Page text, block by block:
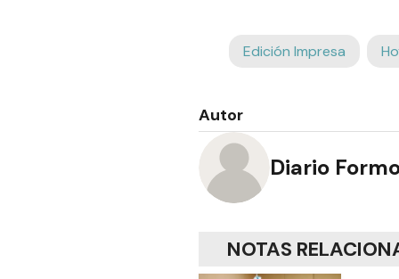
Edición Impresa
Autor
Diario
NOTAS